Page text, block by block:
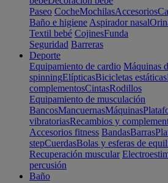
Paseo CocheMochilasAccesorios
Baño e higiene Aspirador nasal
Textil bebé CojinesFunda
Seguridad Barreras
Deporte
Equipamiento de cardio Máquinas
spinningElípticasBicicletas estáticas
complementosCintasRodillos
Equipamiento de musculación
BancosMancuernasMáquinas
vibratoriasRecambios y
Accesorios fitness BandasBarras
stepCuerdasBolas y esferas de
Recuperación muscular
percusión
Baño